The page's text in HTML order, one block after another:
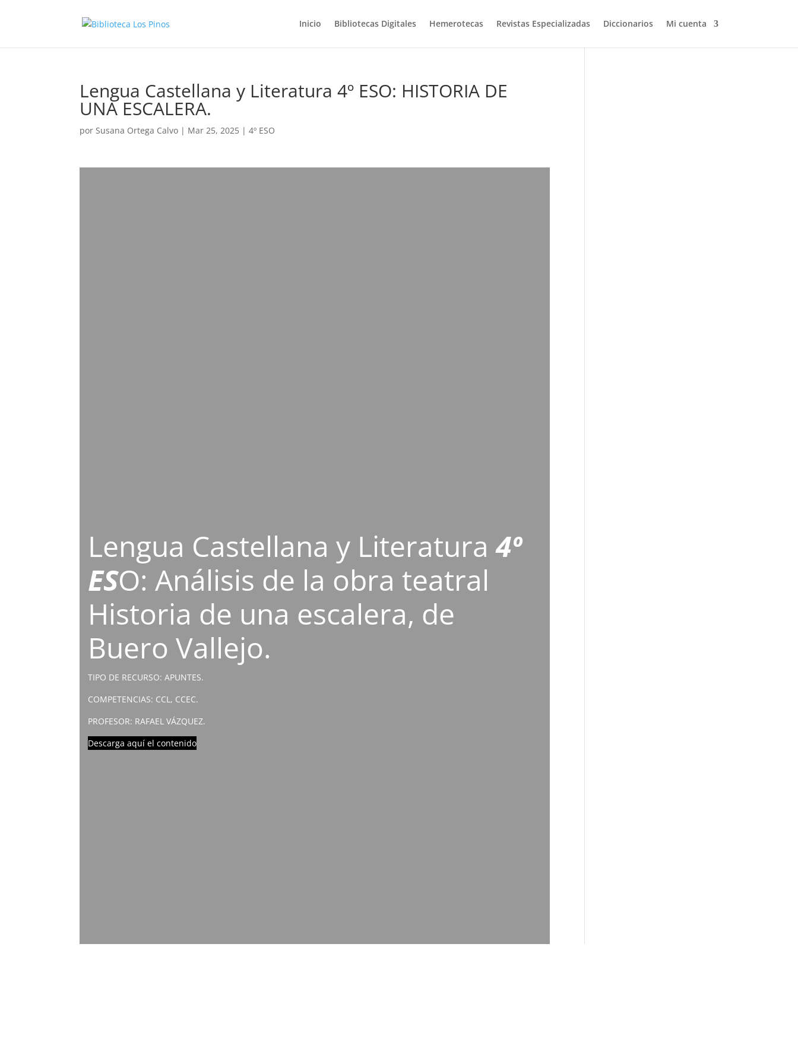
Inicio Bibliotecas Digitales Hemerotecas Revistas Especializadas Diccionarios Mi cuenta
Lengua Castellana y Literatura 4º ESO: HISTORIA DE
UNA ESCALERA.
porSusana Ortega Calvo | Mar 25, 2025 |4º ESO
Lengua Castellana y Literatura4º
ESO: Análisis de la obra teatral
Historia de una escalera, de
Buero Vallejo.
TIPO DE RECURSO: APUNTES.
COMPETENCIAS: CCL, CCEC.
PROFESOR: RAFAEL VÁZQUEZ.
Descarga aquí el contenido